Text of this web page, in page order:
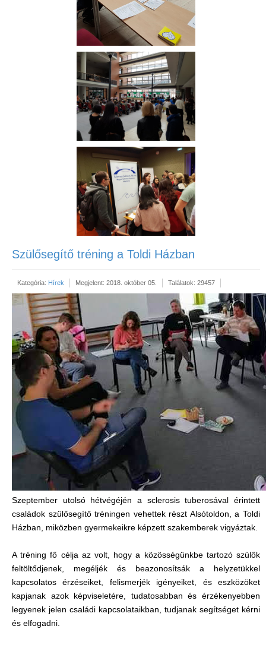
Szülősegítő tréning a Toldi Házban
Kategória: Hírek Megjelent: 2018. október 05. Találatok: 29457
Szeptember utolsó hétvégéjén a sclerosis tuberosával érintett
családok szülősegítő tréningen vehettek részt Alsótoldon, a Toldi
Házban, miközben gyermekeikre képzett szakemberek vigyáztak.
A tréning fő célja az volt, hogy a közösségünkbe tartozó szülők
feltöltődjenek, megéljék és beazonosítsák a helyzetükkel
kapcsolatos érzéseiket, felismerjék igényeiket, és eszközöket
kapjanak azok képviseletére, tudatosabban és érzékenyebben
legyenek jelen családi kapcsolataikban, tudjanak segítséget kérni
és elfogadni.